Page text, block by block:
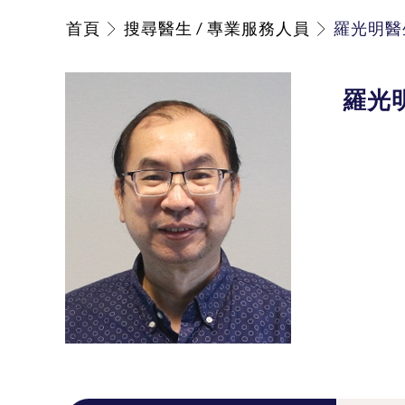
首頁 搜尋醫生 / 專業服務人員 羅光明醫
羅光